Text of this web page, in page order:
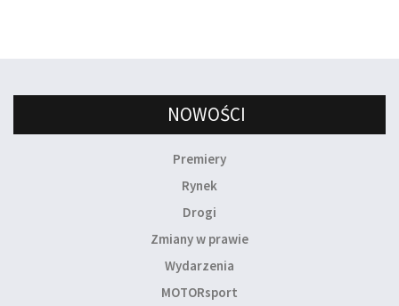
NOWOŚCI
Premiery
Rynek
Drogi
Zmiany w prawie
Wydarzenia
MOTORsport